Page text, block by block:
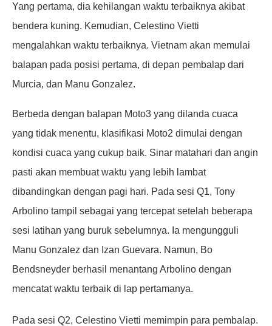
Yang pertama, dia kehilangan waktu terbaiknya akibat
bendera kuning. Kemudian, Celestino Vietti
mengalahkan waktu terbaiknya. Vietnam akan memulai
balapan pada posisi pertama, di depan pembalap dari
Murcia, dan Manu Gonzalez.
Berbeda dengan balapan Moto3 yang dilanda cuaca
yang tidak menentu, klasifikasi Moto2 dimulai dengan
kondisi cuaca yang cukup baik. Sinar matahari dan angin
pasti akan membuat waktu yang lebih lambat
dibandingkan dengan pagi hari. Pada sesi Q1, Tony
Arbolino tampil sebagai yang tercepat setelah beberapa
sesi latihan yang buruk sebelumnya. Ia mengungguli
Manu Gonzalez dan Izan Guevara. Namun, Bo
Bendsneyder berhasil menantang Arbolino dengan
mencatat waktu terbaik di lap pertamanya.
Pada sesi Q2, Celestino Vietti memimpin para pembalap.